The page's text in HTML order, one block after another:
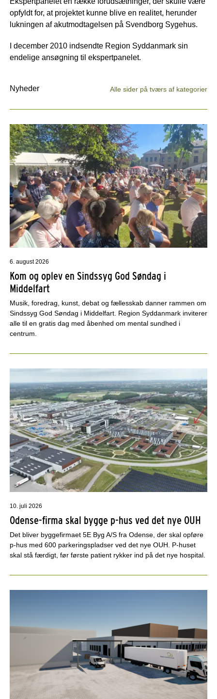
opfyldt for, at projektet kunne blive en realitet, herunder
lukningen af akutmodtagelsen på Svendborg Sygehus.
I december 2010 indsendte Region Syddanmark sin
endelige ansøgning til ekspertpanelet.
Nyheder Alle sider på tværs af kategorier
6. august 2026
Kom og oplev en Sindssyg God Søndag i
Middelfart
Musik, foredrag, kunst, debat og fællesskab danner rammen om
Sindssyg God Søndag i Middelfart. Region Syddanmark inviterer
alle til en gratis dag med åbenhed om mental sundhed i
centrum.
10. juli 2026
Odense-firma skal bygge p-hus ved det nye OUH
Det bliver byggefirmaet 5E Byg A/S fra Odense, der skal opføre
p-hus med 600 parkeringspladser ved det nye OUH. P-huset
skal stå færdigt, før første patient rykker ind på det nye hospital.